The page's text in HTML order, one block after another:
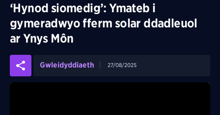
‘Hynod siomedig’: Ymateb i
gymeradwyo fferm solar ddadleuol
ar Ynys Môn
Gwleidyddiaeth 27/08/2025